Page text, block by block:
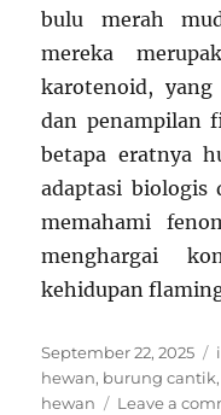
bulu merah
mereka
karotenoid, yang
dan penampilan
betapa eratnya
adaptasi biologis
memahami
menghargai
kehidupan
Posted
on
September 22, 2025
hewan, burung cantik
hewan
Leave a